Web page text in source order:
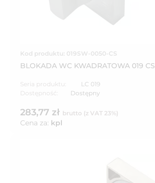
Kod produktu: 019SW-0050-CS
BLOKADA WC KWADRATOWA 019 CS
Seria produktu:
LC 019
Dostępność:
Dostępny
283,77 zł brutto (z VAT 23%)
Cena za: kpl